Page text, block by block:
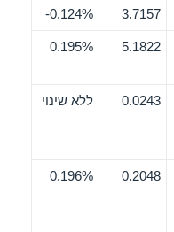
3.7157
0.124%-
5.1822
0.195%
0.0243 ללא שינוי
0.2048
0.196%